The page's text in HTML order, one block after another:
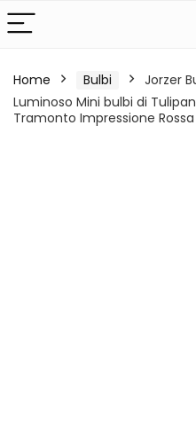
Home Bulbi
Jorzer
Luminoso Mini bulbi di
Tramonto Impressione Rossa